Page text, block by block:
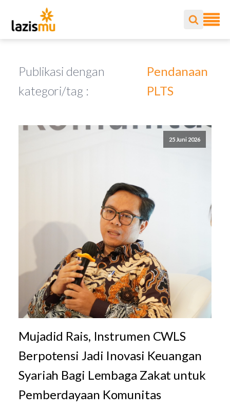
Publikasi dengan
kategori/tag :
Pendanaan
PLTS
25 Juni 2026
Mujadid Rais, Instrumen CWLS
Berpotensi Jadi Inovasi Keuangan
Syariah Bagi Lembaga Zakat untuk
Pemberdayaan Komunitas